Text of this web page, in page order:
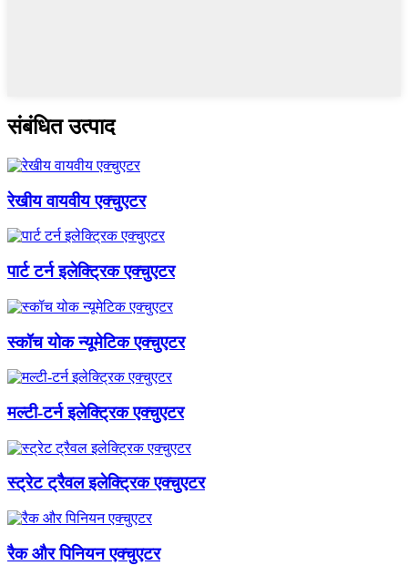
संबंधित उत्पाद
रेखीय वायवीय एक्चुएटर
पार्ट टर्न इलेक्ट्रिक एक्चुएटर
स्कॉच योक न्यूमेटिक एक्चुएटर
मल्टी-टर्न इलेक्ट्रिक एक्चुएटर
स्ट्रेट ट्रैवल इलेक्ट्रिक एक्चुएटर
रैक और पिनियन एक्चुएटर